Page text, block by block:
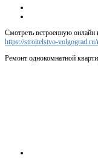
Смотреть встроенную онлайн
https://stroitelstvo-
Ремонт однокомнатной